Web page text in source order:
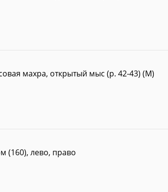
махра, открытый мыс (р. 42-43) (M)
(160), лево, право